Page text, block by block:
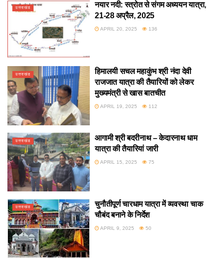
उत्तराखंड
नयार नदी: स्त्रोत से संगम अध्ययन यात्रा,
21-28 अप्रैल, 2025
APRIL 20, 2025 136
उत्तराखंड
हिमालयी सचल महाकुंभ श्री नंदा देवी
राजजात यात्रा की तैयारियों को लेकर
मुख्यमंत्री से खास बातचीत
APRIL 19, 2025 112
उत्तराखंड
आगामी श्री बदरीनाथ – केदारनाथ धाम
यात्रा की तैयारियां जारी
APRIL 15, 2025 75
उत्तराखंड
चुनौतीपूर्ण चारधाम यात्रा में व्यवस्था चाक
चौबंद बनाने के निर्देश
APRIL 9, 2025 50